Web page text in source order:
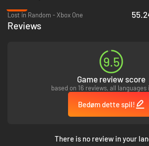
Lost in Random - Xbox One
Reviews
9.5
Game review score
based on 16 reviews, all languages
Bedøm dette spil!
There is no review in your